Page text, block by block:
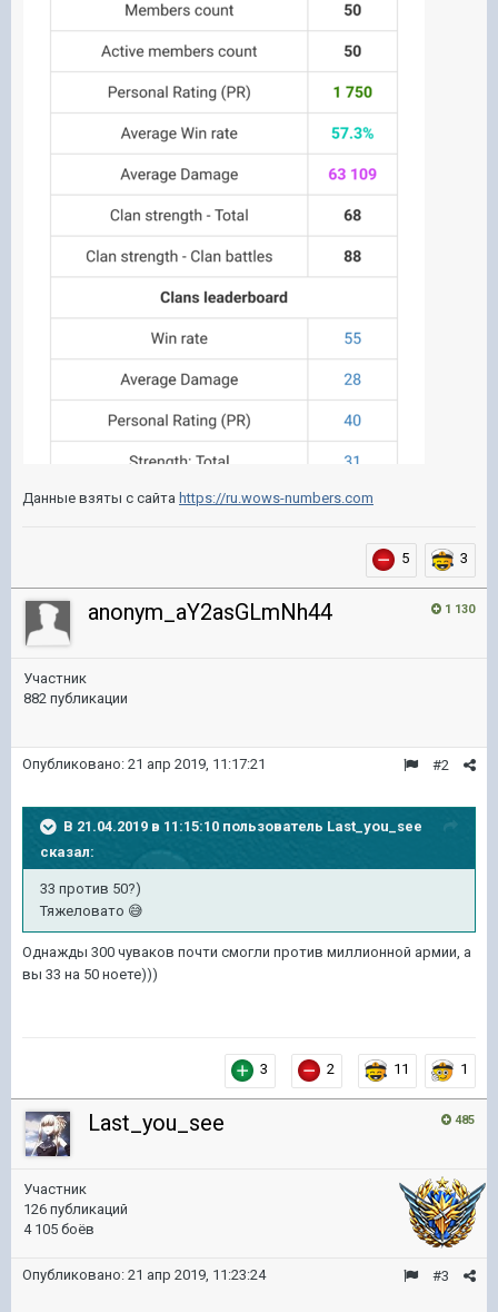
Данные взяты с сайта https://ru.wows-numbers.com
5 3
1 130
anonym_aY2asGLmNh44
Участник
882 публикации
#2
Опубликовано: 21 апр 2019, 11:17:21
В 21.04.2019 в 11:15:10 пользователь Last_you_see
сказал:
33 против 50?)
Тяжеловато 😅
Однажды 300 чуваков почти смогли против миллионной армии, а
вы 33 на 50 ноете)))
3 2 11 1
485
Last_you_see
Участник
126 публикаций
4 105 боёв
#3
Опубликовано: 21 апр 2019, 11:23:24